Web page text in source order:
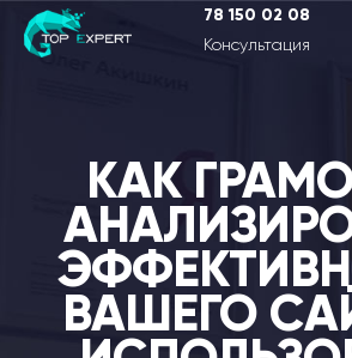
78 150 02 08
Консультация
КАК
ВАШЕГО